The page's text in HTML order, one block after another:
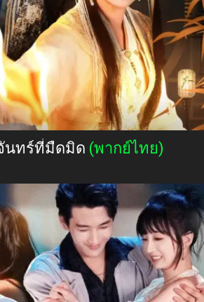
นทร์ที่มืดมิด (พากย์ไทย)